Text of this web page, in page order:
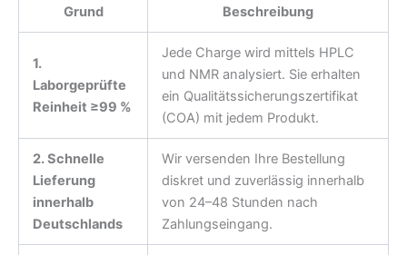
Grund Beschreibung
1.
Laborgeprüfte
Reinheit ≥99 %
Jede Charge wird mittels HPLC
und NMR analysiert. Sie erhalten
ein Qualitätssicherungszertifikat
(COA) mit jedem Produkt.
2. Schnelle
Lieferung
innerhalb
Deutschlands
Wir versenden Ihre Bestellung
diskret und zuverlässig innerhalb
von 24–48 Stunden nach
Zahlungseingang.